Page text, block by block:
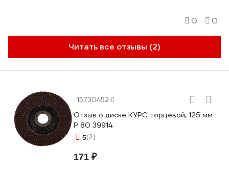
Читать все отзывы (2)
0 0
15730452
Отзыв о диске КУРС торцевой, 125 мм
P 80 39914
5(2)
171 ₽